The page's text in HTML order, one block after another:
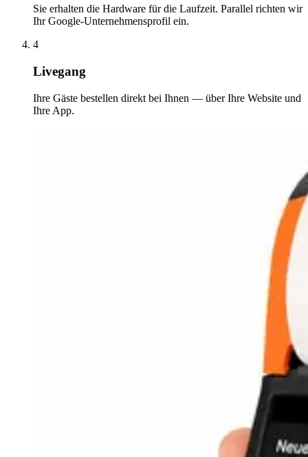
Sie erhalten die Hardware für die Laufzeit. Parallel richten wir
Ihr Google-Unternehmensprofil ein.
4
Livegang
Ihre Gäste bestellen direkt bei Ihnen — über Ihre Website und
Ihre App.